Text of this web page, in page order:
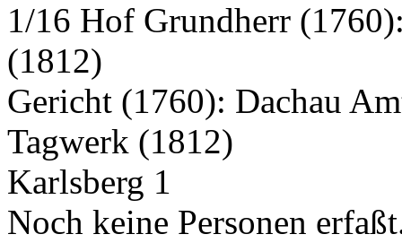
1/16 Hof Grundherr
(1812)
Gericht (1760): Dachau
Tagwerk (1812)
Karlsberg 1
Noch keine Personen